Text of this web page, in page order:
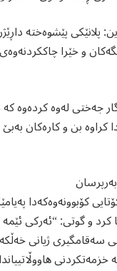
پلانێکی پێشوەختە
و خێرا
جەختی لەوە کردەوە
کراوە بن و کارەکان
بەرپرسان
کۆبوونەوەکەدا
کرد و گوتی: “ئەرکی
سەقامگیری ژیانی